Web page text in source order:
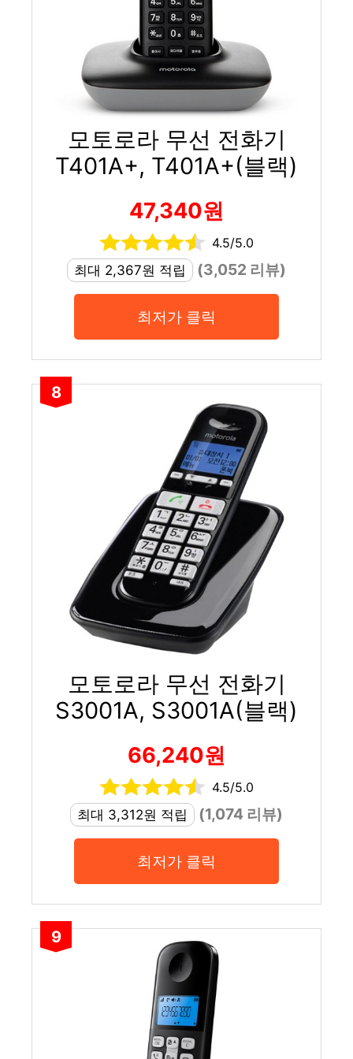
모토로라 무선 전화기
T401A+, T401A+(블랙)
47,340원
4.5/5.0
최대 2,367원 적립
(3,052 리뷰)
최저가 클릭
8
모토로라 무선 전화기
S3001A, S3001A(블랙)
66,240원
4.5/5.0
최대 3,312원 적립
(1,074 리뷰)
최저가 클릭
9